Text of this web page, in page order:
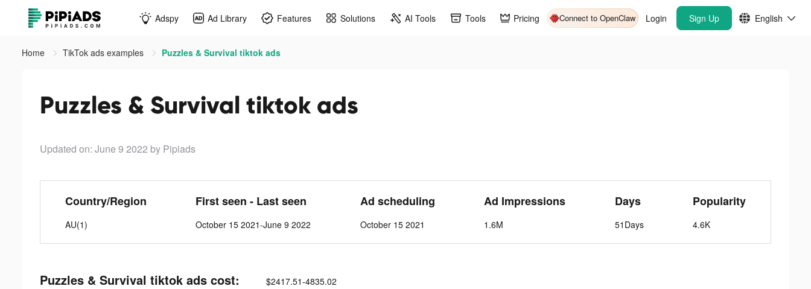
Adspy Ad Library Features Solutions AI Tools Tools Pricing Connect to OpenClaw Login Sign Up English
Home TikTok ads examples Puzzles & Survival tiktok ads
Puzzles & Survival tiktok ads
Updated on: June 9 2022 by Pipiads
Country/Region
AU(1)
First seen - Last seen
October 15 2021-June 9 2022
Ad scheduling
October 15 2021
Ad Impressions
1.6M
Days
51Days
Popularity
4.6K
Puzzles & Survival tiktok ads cost: $2417.51-4835.02